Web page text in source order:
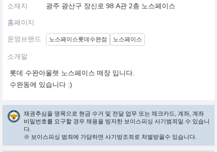
소재지 광주 광산구 장신로 98 A관 2층 노스페이스
홈페이지
운영브랜드 노스페이스롯데수완점 노스페이스
소개말
롯데 수완아울렛 노스페이스 매장 입니다.
수완동에 있습니다 :)
채권추심을 명목으로 현금 수거 및 전달 업무 또는 체크카드, 계좌, 계좌
비밀번호를 요구할 경우 채용을 빙자한 보이스피싱 사기범죄일 수 있습니
다.
※ 보이스피싱 범죄에 가담하면 사기방조죄로 처벌받을수 있습니다.